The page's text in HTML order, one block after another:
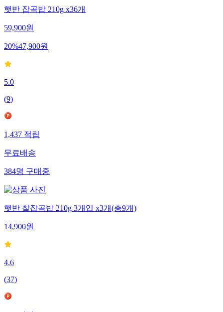
햇반 잡곡밥 210g x36개
59,900원
20%47,900원
5.0
(9)
1,437적립
무료배송
384명구매중
햇반 찰잡곡밥 210g 3개입 x3개(총9개)
14,900원
4.6
(37)